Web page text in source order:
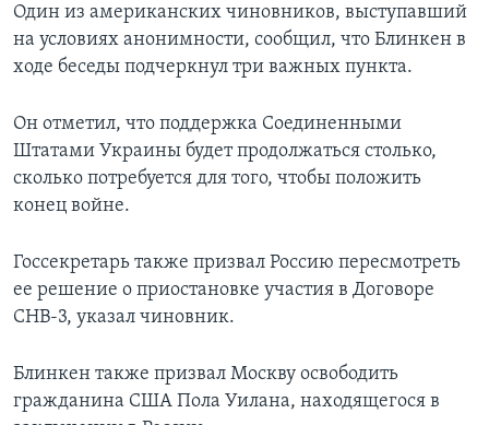
Один из американских чиновников, выступавший
на условиях анонимности, сообщил, что Блинкен в
ходе беседы подчеркнул три важных пункта.
Он отметил, что поддержка Соединенными
Штатами Украины будет продолжаться столько,
сколько потребуется для того, чтобы положить
конец войне.
Госсекретарь также призвал Россию пересмотреть
ее решение о приостановке участия в Договоре
СНВ-3, указал чиновник.
Блинкен также призвал Москву освободить
гражданина США Пола Уилана, находящегося в